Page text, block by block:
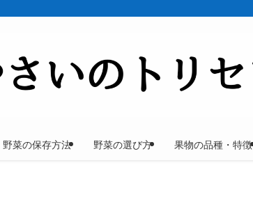
野菜の保存方法 野菜の選び方 果物の品種・特徴